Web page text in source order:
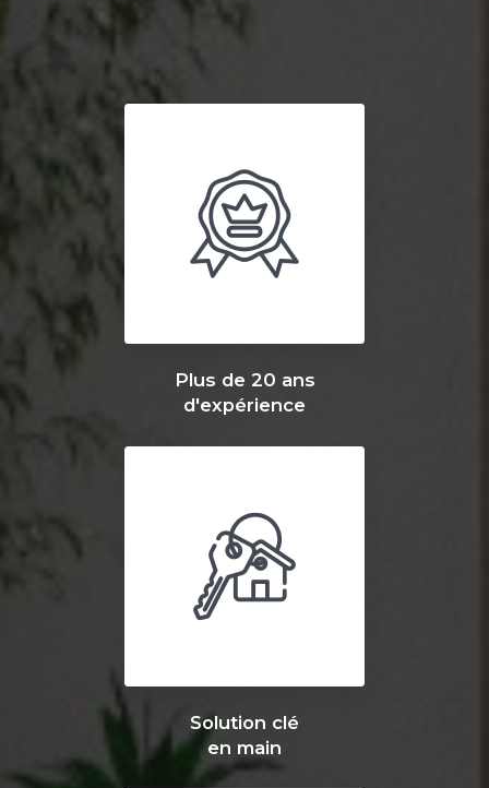
Plus de 20 ans
d'expérience
Solution clé
en main